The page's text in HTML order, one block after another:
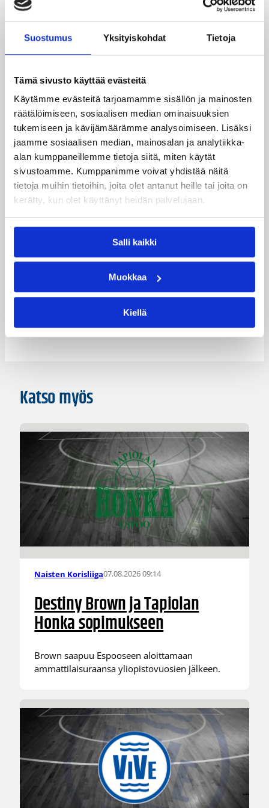
Suostumus Yksityiskohdat Tietoja
Tämä sivusto käyttää evästeitä
Käytämme evästeitä tarjoamamme sisällön ja mainosten
räätälöimiseen, sosiaalisen median ominaisuuksien
tukemiseen ja kävijämäärämme analysoimiseen. Lisäksi
jaamme sosiaalisen median, mainosalan ja analytiikka-
alan kumppaneillemme tietoja siitä, miten käytät
sivustoamme. Kumppanimme voivat yhdistää näitä
tietoja muihin tietoihin, joita olet antanut heille tai joita on
kerätty, kun olet käyttänyt heidän palvelujaan.
Salli kaikki
Muokkaa
Kiellä
Christel Vialen, Anni Salonen ja Wilma Kivekäs.
Päivitetty12.09.2017
Henkilöt
Anni Salonen
Christel Vialen
Lotta Aaltonen
Lotta Eräkangas
Lotta Hämäläinen
Lotta Vesiluoma
Niko Hellman
Sanni Tuomisto
Venla Salaterä
Wilma Kivekäs
Kategoriat
Katso myös
Naisten Korisliiga07.08.2026 09:14
Destiny Brown ja Tapiolan
Honka sopimukseen
Brown saapuu Espooseen aloittamaan
ammattilaisuraansa yliopistovuosien jälkeen.